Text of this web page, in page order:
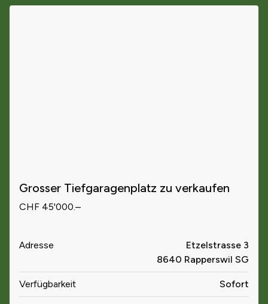
Grosser Tiefgaragenplatz zu verkaufen
CHF 45'000.–
Adresse
Etzelstrasse 3
8640 Rapperswil SG
Verfügbarkeit Sofort